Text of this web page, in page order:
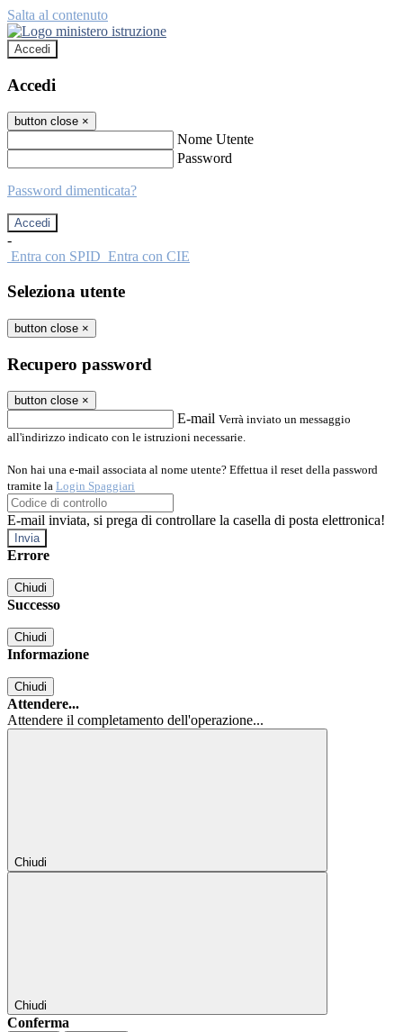
Salta al contenuto
Accedi
Accedi
button close ×
Nome Utente
Password
Password dimenticata?
-
Entra con SPID Entra con CIE
Seleziona utente
button close ×
Recupero password
button close ×
E-mail Verrà inviato un messaggio
all'indirizzo indicato con le istruzioni necessarie.
Non hai una e-mail associata al nome utente? Effettua il reset della password
tramite la Login Spaggiari
E-mail inviata, si prega di controllare la casella di posta elettronica!
Errore
Chiudi
Successo
Chiudi
Informazione
Chiudi
Attendere...
Attendere il completamento dell'operazione...
Chiudi
Chiudi
Conferma